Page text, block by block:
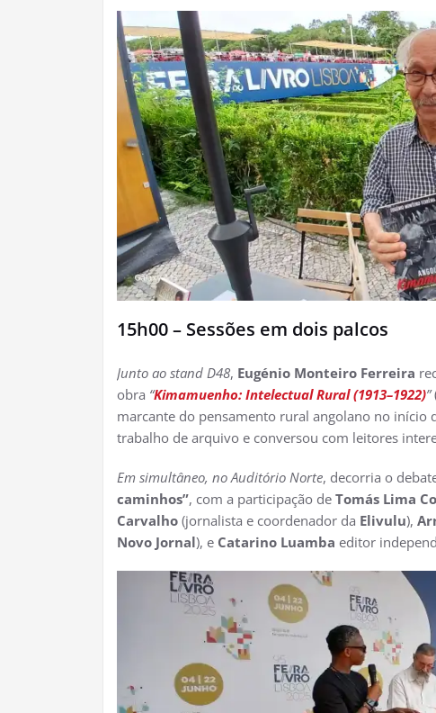
15h00 – Sessões em dois palcos
Junto ao stand D48, Eugénio Monteiro Ferreira
obra “Kimamuenho: Intelectual Rural (1913–1922)”
marcante do pensamento rural angolano no início
trabalho de arquivo e conversou com leitores
Em simultâneo, no Auditório Norte, decorria o
caminhos”, com a participação de Tomás Lima
Carvalho (jornalista e coordenador da Elivulu),
Novo Jornal), e Catarino Luamba editor